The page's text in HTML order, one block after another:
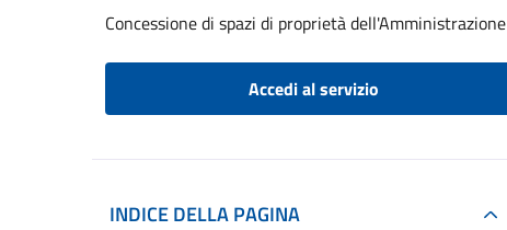
Concessione di spazi di proprietà dell'Amministrazione
Accedi al servizio
INDICE DELLA PAGINA